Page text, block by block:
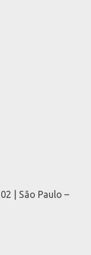
| São Paulo –